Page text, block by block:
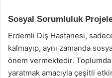
Sosyal Sorumluluk
Erdemli Diş Hastanesi,
kalmayıp, aynı zamanda
önem vermektedir. Toplumda
yaratmak amacıyla çeşitli